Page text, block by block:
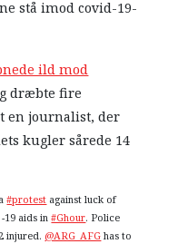
stå imod covid-19-
ild mod
dræbte fire
en journalist, der
kugler sårede 14
#protest against luck of
19 aids in#Ghour. Police
injured. @ARG_AFGhas to